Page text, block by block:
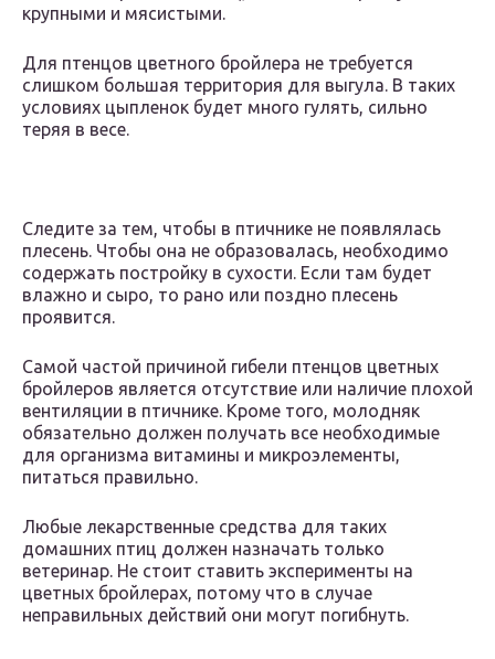
крупными и мясистыми.
Для птенцов цветного бройлера не требуется
слишком большая территория для выгула. В таких
условиях цыпленок будет много гулять, сильно
теряя в весе.
Следите за тем, чтобы в птичнике не появлялась
плесень. Чтобы она не образовалась, необходимо
содержать постройку в сухости. Если там будет
влажно и сыро, то рано или поздно плесень
проявится.
Самой частой причиной гибели птенцов цветных
бройлеров является отсутствие или наличие плохой
вентиляции в птичнике. Кроме того, молодняк
обязательно должен получать все необходимые
для организма витамины и микроэлементы,
питаться правильно.
Любые лекарственные средства для таких
домашних птиц должен назначать только
ветеринар. Не стоит ставить эксперименты на
цветных бройлерах, потому что в случае
неправильных действий они могут погибнуть.